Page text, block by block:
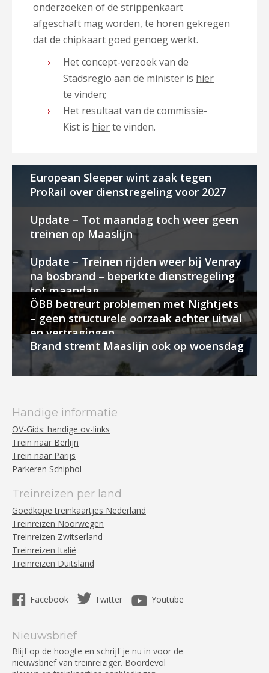
onderzoeken of de strippenkaart
afgeschaft mag worden, te horen gekregen
dat de chipkaart goed genoeg werkt.
Het concept-verzoek van de
Stadsregio aan de minister is hier
te vinden;
Het resultaat van de commissie-
Kist is hierte vinden.
European Sleeper wint zaak tegen
ProRail over dienstregeling voor 2027
Update – Tot maandag toch weer geen
treinen op Maaslijn
Update – Treinen rijden weer bij Venray
na bosbrand – beperkte dienstregeling
tot maandag
ÖBB betreurt problemen met Nightjets
– geen structurele oorzaak achter uitval
en vertragingen
Brand stremt Maaslijn ook op woensdag
Handige informatie
OV-Gids: handige ov-links
Trein naar Berlijn
Trein naar Parijs
Parkeren Schiphol
Treinreizen per land
Goedkope treinkaartjes Nederland
Treinreizen Noorwegen
Treinreizen Zwitserland
Treinreizen Italië
Treinreizen Duitsland
Facebook Twitter Youtube
Nieuwsbrief
Blijf op de hoogte en schrijf je nu in voor de
nieuwsbrief van treinreiziger. Boordevol